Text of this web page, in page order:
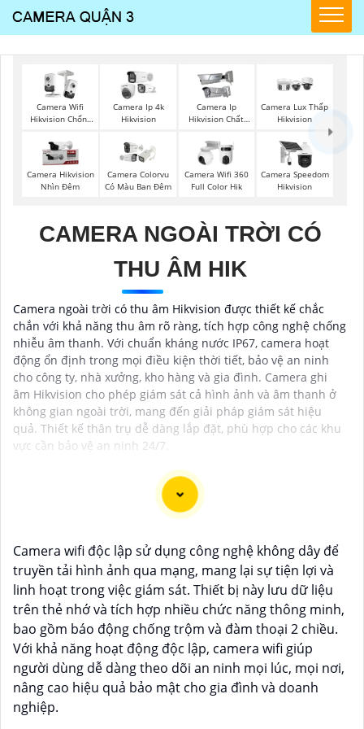
Camera Wifi
Hikvision Chống
Camera Ip 4k
Hikvision
Camera Ip
Hikvision Chất
Camera Lux Thấp
Hikvision
Camera Hikvision
Nhìn Đêm
Camera Colorvu
Có Màu Ban Đêm
Camera Wifi 360
Full Color Hik
Camera Speedom
Hikvision
CAMERA NGOÀI TRỜI CÓ
THU ÂM HIK
Camera ngoài trời có thu âm Hikvision được thiết kế chắc
chắn với khả năng thu âm rõ ràng, tích hợp công nghệ chống
nhiễu âm thanh. Với chuẩn kháng nước IP67, camera hoạt
động ổn định trong mọi điều kiện thời tiết, bảo vệ an ninh
cho công ty, nhà xưởng, kho hàng và gia đình. Camera ghi
âm Hikvision cho phép giám sát cả hình ảnh và âm thanh ở
không gian ngoài trời, mang đến giải pháp giám sát hiệu
quả. Thiết kế thân trụ dễ dàng lắp đặt, phù hợp cho các khu
vực cần bảo vệ an ninh 24/7.
cho dự án lắp đặt camera Hikvision giá rẻ và chuyên
nghiệp:
Chào quý khách hàng,
Chúng tôi xin trân trọng giới thiệu đến quý vị dịch vụ
lắp đặt camera Hikvision giá rẻ và chuyên nghiệp cho
dự án của quý vị.
Với kinh nghiệm lâu năm trong lĩnh vực lắp đặt
camera an ninh, đội ngũ kỹ thuật viên của chúng tôi
Camera wifi độc lập sử dụng công nghệ không dây để
truyền tải hình ảnh qua mạng, mang lại sự tiện lợi và
linh hoạt trong việc giám sát. Thiết bị này lưu dữ liệu
trên thẻ nhớ và tích hợp nhiều chức năng thông minh,
bao gồm báo động chống trộm và đàm thoại 2 chiều.
Với khả năng hoạt động độc lập, camera wifi giúp
người dùng dễ dàng theo dõi an ninh mọi lúc, mọi nơi,
nâng cao hiệu quả bảo mật cho gia đình và doanh
nghiệp.